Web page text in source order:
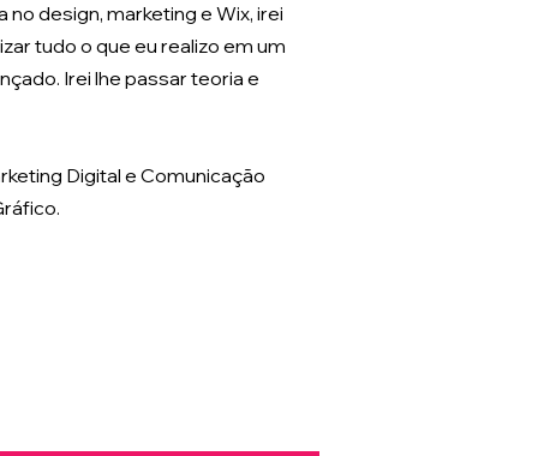
design, marketing e Wix, irei
tudo o que eu realizo em um
Irei lhe passar teoria e
Digital e Comunicação